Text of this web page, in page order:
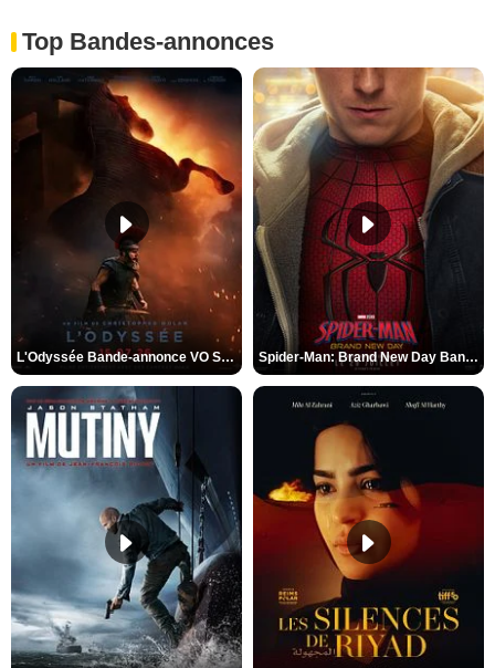
Top Bandes-annonces
L'Odyssée Bande-annonce VO STFR Spider-Man: Brand New Day Bande-annonce VO STFR